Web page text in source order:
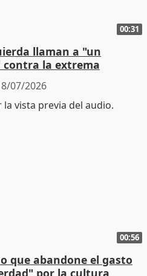
00:31
llaman a "un
la extrema
07/2026
00:56
que abandone el gasto
por la cultura